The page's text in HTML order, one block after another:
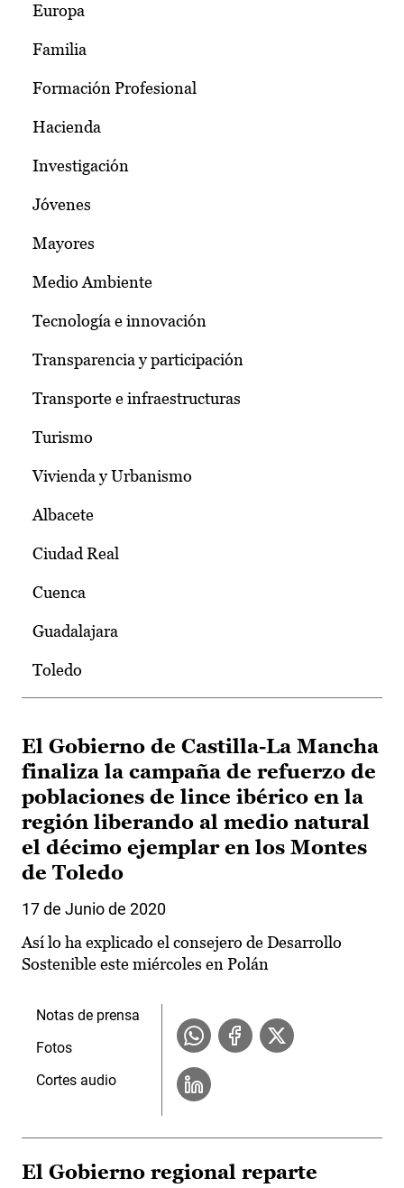
Europa
Familia
Formación Profesional
Hacienda
Investigación
Jóvenes
Mayores
Medio Ambiente
Tecnología e innovación
Transparencia y participación
Transporte e infraestructuras
Turismo
Vivienda y Urbanismo
Albacete
Ciudad Real
Cuenca
Guadalajara
Toledo
El Gobierno de Castilla-La Mancha
finaliza la campaña de refuerzo de
poblaciones de lince ibérico en la
región liberando al medio natural
el décimo ejemplar en los Montes
de Toledo
17 de Junio de 2020
Así lo ha explicado el consejero de Desarrollo
Sostenible este miércoles en Polán
Notas de prensa
Fotos
Cortes audio
El Gobierno regional reparte